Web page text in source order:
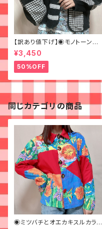
【訳あり値下げ】◉モノトーンパ
ッチワークなジャケット◉ 古着
黒 チェック ショート丈
¥3,450
50%OFF
同じカテゴリの商品
◉ミツバチとオエカキスルカラフ